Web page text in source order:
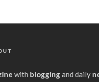
with bloggingand daily